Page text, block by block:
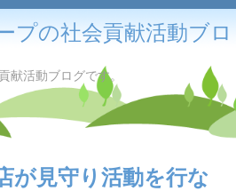
プの社会貢献活動ブロ
献活動ブログです。
が見守り活動を行な